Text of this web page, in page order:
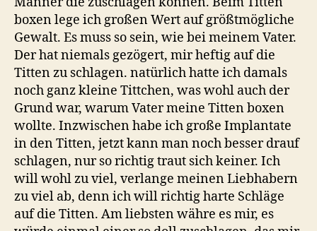
boxen lege ich großen Wert auf größtmögliche
Gewalt. Es muss so sein, wie bei meinem Vater.
Der hat niemals gezögert, mir heftig auf die
Titten zu schlagen. natürlich hatte ich damals
noch ganz kleine Tittchen, was wohl auch der
Grund war, warum Vater meine Titten boxen
wollte. Inzwischen habe ich große Implantate
in den Titten, jetzt kann man noch besser drauf
schlagen, nur so richtig traut sich keiner. Ich
will wohl zu viel, verlange meinen Liebhabern
zu viel ab, denn ich will richtig harte Schläge
auf die Titten. Am liebsten währe es mir, es